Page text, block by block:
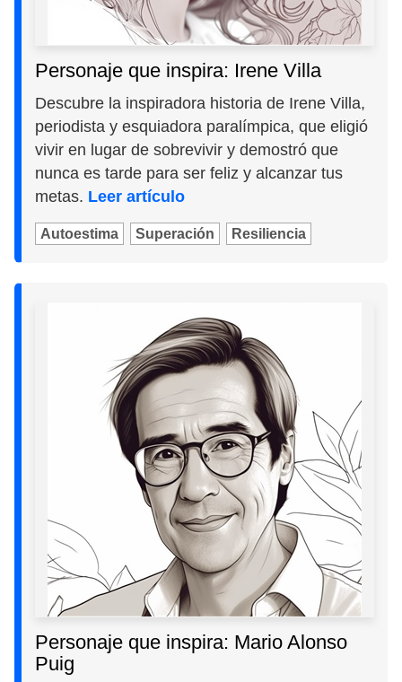
Personaje que inspira: Irene Villa
Descubre la inspiradora historia de Irene Villa,
periodista y esquiadora paralímpica, que eligió
vivir en lugar de sobrevivir y demostró que
nunca es tarde para ser feliz y alcanzar tus
metas. Leer artículo
Autoestima Superación Resiliencia
Personaje que inspira: Mario Alonso
Puig